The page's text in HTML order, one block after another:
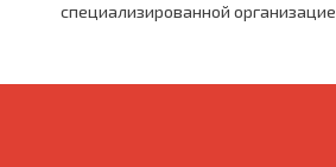
специализированной